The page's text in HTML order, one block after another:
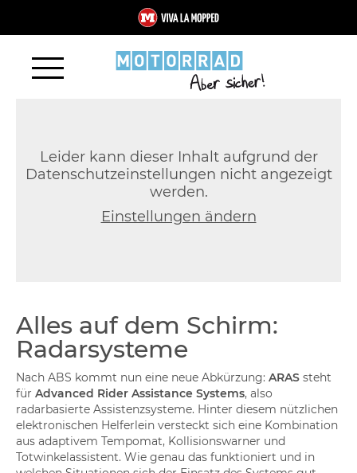
Leider kann dieser Inhalt aufgrund der
Datenschutzeinstellungen nicht angezeigt
werden.
Einstellungen ändern
Alles auf dem Schirm:
Radarsysteme
Nach ABS kommt nun eine neue Abkürzung: ARAS steht
für Advanced Rider Assistance Systems, also
radarbasierte Assistenzsysteme. Hinter diesem nützlichen
elektronischen Helferlein versteckt sich eine Kombination
aus adaptivem Tempomat, Kollisionswarner und
Totwinkelassistent. Wie genau das funktioniert und in